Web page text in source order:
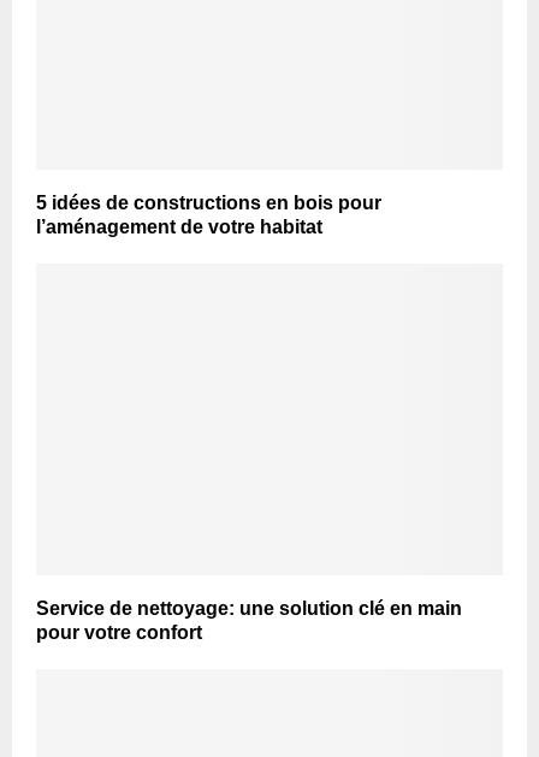
5 idées de constructions en bois pour
l’aménagement de votre habitat
Service de nettoyage: une solution clé en main
pour votre confort